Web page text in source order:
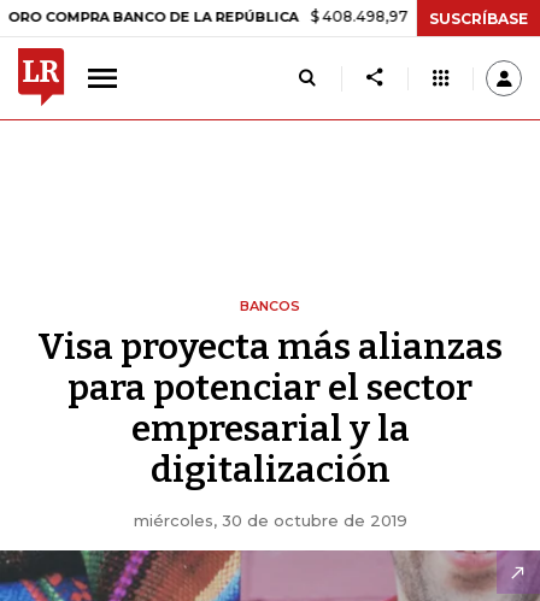
BANCO DE LA REPÚBLICA $ 408.498,97 +$ 8.753,81 +2,19%
SUSCRÍBASE
BANCOS
Visa proyecta más alianzas
para potenciar el sector
empresarial y la
digitalización
miércoles, 30 de octubre de 2019